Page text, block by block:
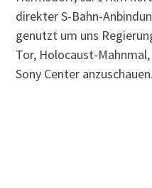
direkter S-Bahn-
genutzt um uns
Tor, Holocaust-
Sony Center anzuschauen.